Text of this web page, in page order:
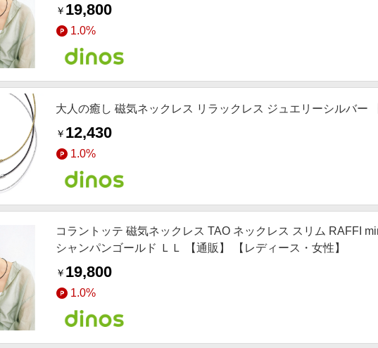
￥ 19,800
1.0%
大人の癒し 磁気ネックレス リラックレス ジュエリーシルバー
￥ 12,430
1.0%
コラントッテ 磁気ネックレス TAO ネックレス スリム RAFFI
シャンパンゴールド ＬＬ 【通販】 【レディース・女性】
￥ 19,800
1.0%